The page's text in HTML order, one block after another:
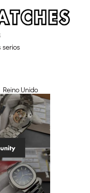
serios
Reino Unido